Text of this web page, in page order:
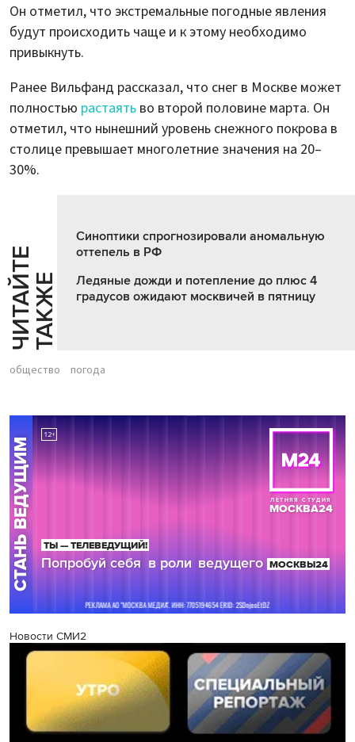
Он отметил, что экстремальные погодные явления
будут происходить чаще и к этому необходимо
привыкнуть.
Ранее Вильфанд рассказал, что снег в Москве может
полностью растаять во второй половине марта. Он
отметил, что нынешний уровень снежного покрова в
столице превышает многолетние значения на 20–
30%.
Ч
И
Т
АЙ
Т
Е
Т
А
К
ЖЕ
Синоптики спрогнозировали аномальную
оттепель в РФ
Ледяные дожди и потепление до плюс 4
градусов ожидают москвичей в пятницу
общество погода
Новости СМИ2